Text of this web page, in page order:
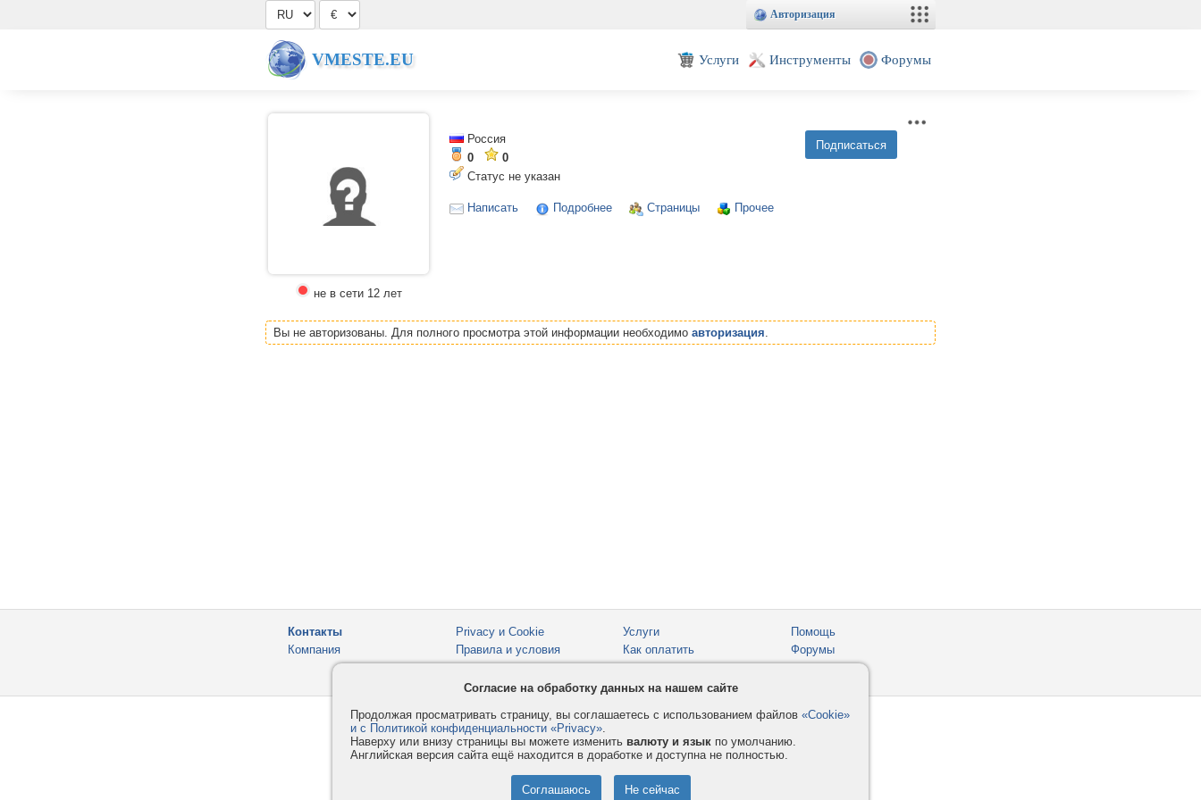
Авторизация
VMESTE.EU Услуги Инструменты Форумы
не в сети 12 лет
Россия
0
0
Статус не указан
Написать Подробнее Страницы Прочее
Вы не авторизованы. Для полного просмотра этой информации необходимо авторизация.
Контакты
Компания
Privacy и Cookie
Правила и условия
Услуги
Как оплатить
Помощь
Форумы
Согласие на обработку данных на нашем сайте
Продолжая просматривать страницу, вы соглашаетесь с использованием файлов «Cookie»
и с Политикой конфиденциальности «Privacy».
Наверху или внизу страницы вы можете изменить валюту и язык по умолчанию.
Английская версия сайта ещё находится в доработке и доступна не полностью.